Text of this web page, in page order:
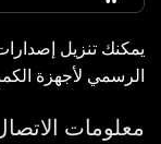
يمكنك تنزيل
الرسمي لأجهزة
معلومات